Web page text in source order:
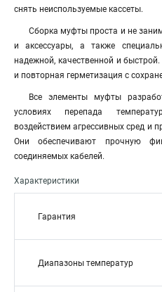
снять неиспользуемые кассеты.
Сборка муфты проста и не
и аксессуары, а также
надежной, качественной и
и повторная герметизация с
Все элементы муфты
условиях перепада
воздействием агрессивных сред и
Они обеспечивают прочную
соединяемых кабелей.
Характеристики
Гарантия
Диапазоны температур